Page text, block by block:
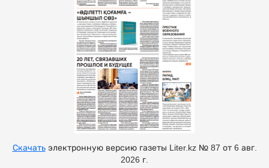
Скачатьэлектронную версию газеты Liter.kz № 87 от 6 авг.
2026 г.